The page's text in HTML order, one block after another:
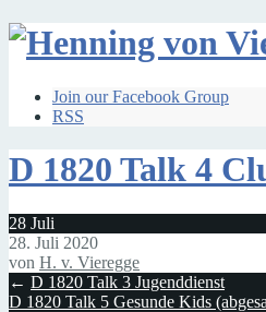
Join our Facebook Group
RSS
D 1820 Talk 4
28 Juli
28. Juli 2020
von H. v. Vieregge
← D 1820 Talk 3 Jugenddienst
D 1820 Talk 5 Gesunde Kids